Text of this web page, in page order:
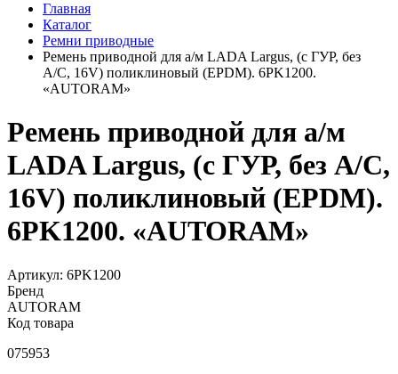
Главная
Каталог
Ремни приводные
Ремень приводной для а/м LADA Largus, (с ГУР, без
A/C, 16V) поликлиновый (EPDM). 6PK1200.
«AUTORAM»
Ремень приводной для а/м
LADA Largus, (с ГУР, без A/C,
16V) поликлиновый (EPDM).
6PK1200. «AUTORAM»
Артикул: 6PK1200
Бренд
AUTORAM
Код товара
075953